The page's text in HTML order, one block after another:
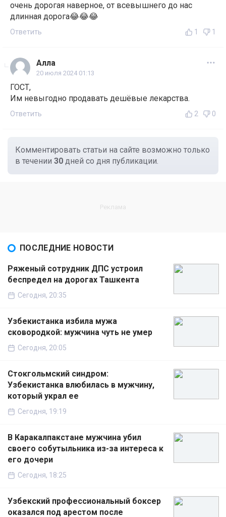
очень дорогая наверное, от всевышнего до нас
длинная дорога😂😂😂
Ответить 1 1
Алла
20 июля 2024 01:13
ГОСТ,
Им невыгодно продавать дешёвые лекарства.
Ответить 2 0
Комментировать статьи на сайте возможно только
в течении 30 дней со дня публикации.
ПОСЛЕДНИЕ НОВОСТИ
Ряженый сотрудник ДПС устроил
беспредел на дорогах Ташкента
Сегодня, 20:35
Узбекистанка избила мужа
сковородкой: мужчина чуть не умер
Сегодня, 20:05
Стокгольмский синдром:
Узбекистанка влюбилась в мужчину,
который украл ее
Сегодня, 19:19
В Каракалпакстане мужчина убил
своего собутыльника из-за интереса к
его дочери
Сегодня, 18:25
Узбекский профессиональный боксер
оказался под арестом после